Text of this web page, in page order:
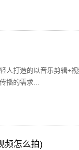
人打造的以音乐剪辑+
播的需求...
频怎么拍)